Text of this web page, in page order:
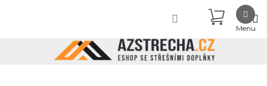
KOŠÍK